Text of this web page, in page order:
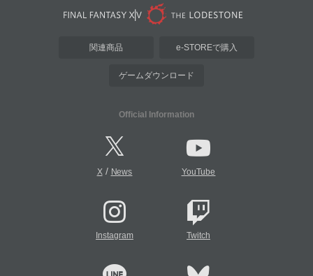
関連商品 e-STOREで購入
ゲームダウンロード
Official Information
X/ News YouTube
Instagram Twitch